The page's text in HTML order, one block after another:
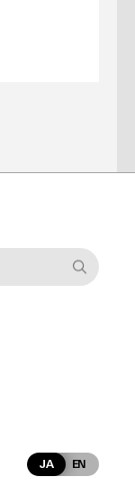
JA EN